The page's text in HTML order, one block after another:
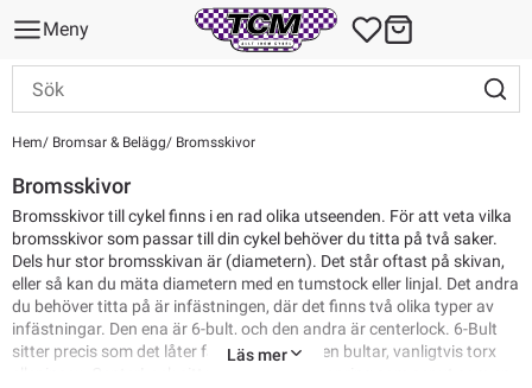
Meny
Hem Bromsar & Belägg Bromsskivor
Bromsskivor
Bromsskivor till cykel finns i en rad olika utseenden. För att veta vilka
bromsskivor som passar till din cykel behöver du titta på två saker.
Dels hur stor bromsskivan är (diametern). Det står oftast på skivan,
eller så kan du mäta diametern med en tumstock eller linjal. Det andra
du behöver titta på är infästningen, där det finns två olika typer av
infästningar. Den ena är 6-bult, och den andra är centerlock. 6-Bult
sitter precis som det låter fast med 6 stycken bultar, vanligtvis torx
Läs mer